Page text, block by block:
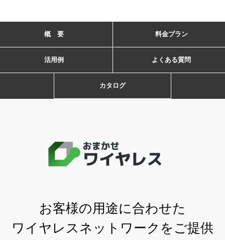
概 要 料金プラン
活用例 よくある質問
カタログ
お客様の用途に合わせた
ワイヤレスネットワークをご提供